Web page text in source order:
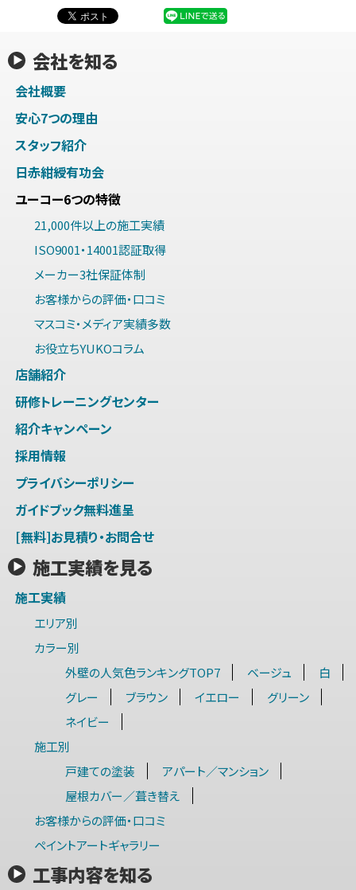
会社を知る
会社概要
安心7つの理由
スタッフ紹介
日赤紺綬有功会
ユーコー6つの特徴
21,000件以上の施工実績
ISO9001・14001認証取得
メーカー3社保証体制
お客様からの評価・口コミ
マスコミ・メディア実績多数
お役立ちYUKOコラム
店舗紹介
研修トレーニングセンター
紹介キャンペーン
採用情報
プライバシーポリシー
ガイドブック無料進呈
[無料]お見積り・お問合せ
施工実績を見る
施工実績
エリア別
カラー別
外壁の人気色ランキングTOP7
ベージュ
白
グレー
ブラウン イエロー
グリーン
ネイビー
施工別
戸建ての塗装
アパート／マンション
屋根カバー／葺き替え
お客様からの評価・口コミ
ペイントアートギャラリー
工事内容を知る